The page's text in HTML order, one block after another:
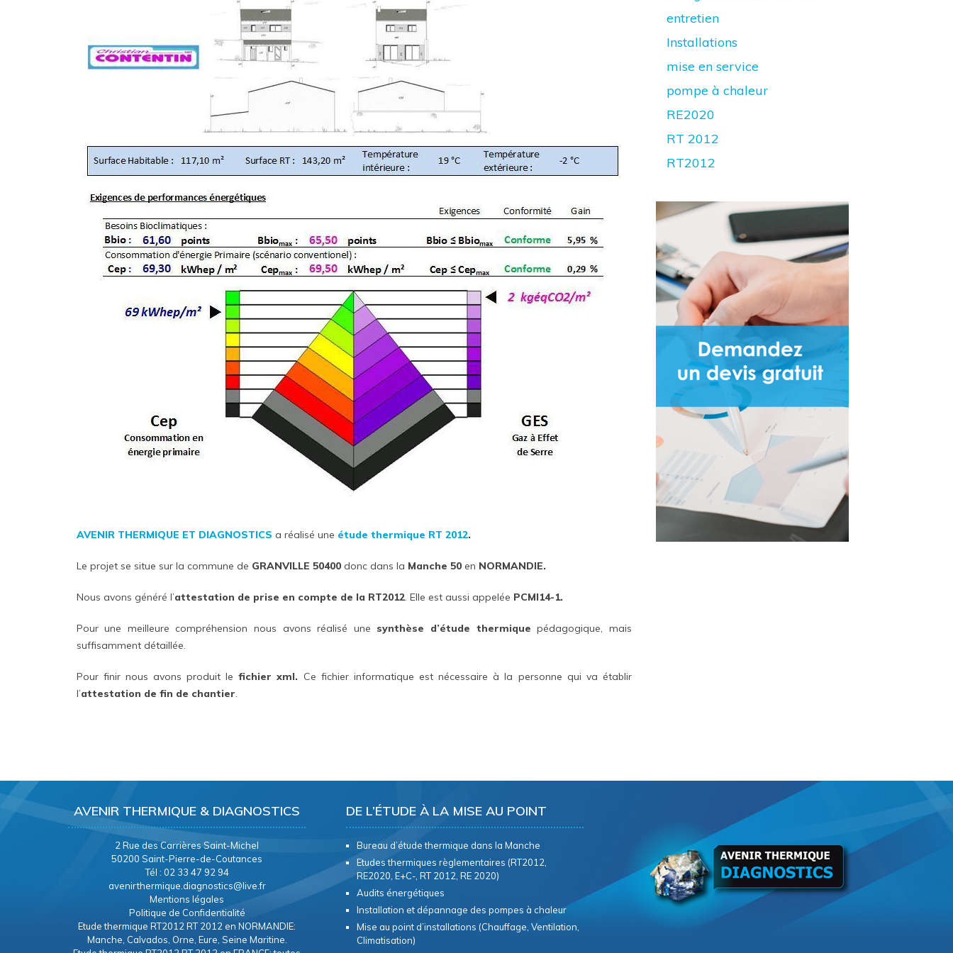
AVENIR THERMIQUE ET DIAGNOSTICS a réalisé une étude thermique RT 2012.
Le projet se situe sur la commune de GRANVILLE 50400donc dans la Manche 50 en NORMANDIE.
Nous avons généré l’attestation de prise en compte de la RT2012. Elle est aussi appelée PCMI14-1.
Pour une meilleure compréhension nous avons réalisé une synthèse d’étude thermique pédagogique, mais
suffisamment détaillée.
Pour finir nous avons produit lefichier xml. Ce fichier informatique est nécessaire à la personne qui va établir
l’attestation de fin de chantier
entretien
Installations
mise en service
pompe à chaleur
RE2020
RT 2012
RT2012
AVENIR THERMIQUE & DIAGNOSTICS
2 Rue des Carrières Saint-Michel
50200 Saint-Pierre-de-Coutances
Tél : 02 33 47 92 94
avenirthermique.diagnostics@live.fr
Mentions légales
Politique de Confidentialité
Etude thermique RT2012 RT 2012 en NORMANDIE:
Manche, Calvados, Orne, Eure, Seine Maritine.
DE L’ÉTUDE À LA MISE AU POINT
Bureau d’étude thermique dans la Manche
Etudes thermiques règlementaires (RT2012,
RE2020, E+C-, RT 2012, RE 2020)
Audits énergétiques
Installation et dépannage des pompes à chaleur
Mise au point d’installations (Chauffage, Ventilation,
Climatisation)